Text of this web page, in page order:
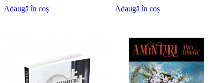
a
fost:
8.50 €.
Adaugă în coș Adaugă în coș